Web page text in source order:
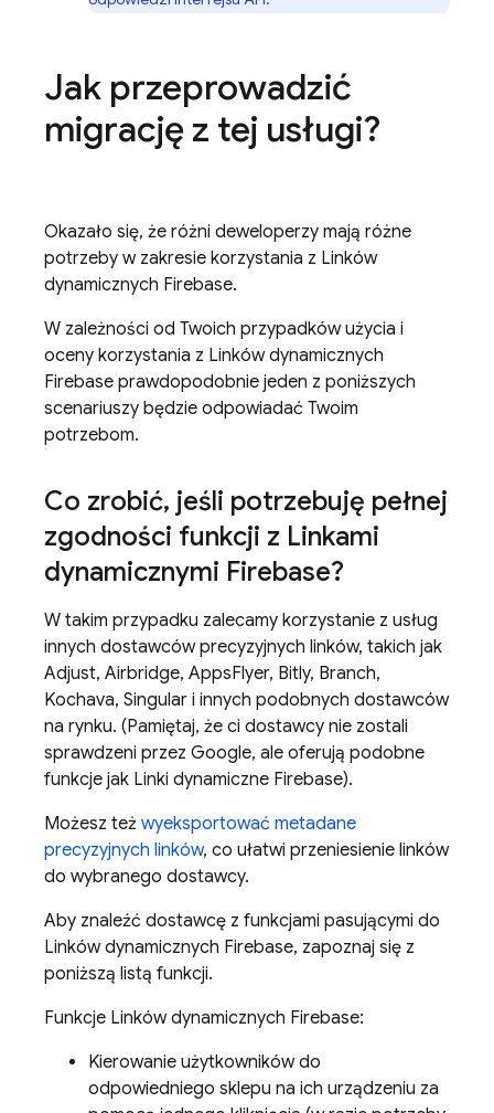
Jak przeprowadzić
migrację z tej usługi?
Okazało się, że różni deweloperzy mają różne
potrzeby w zakresie korzystania z Linków
dynamicznych Firebase.
W zależności od Twoich przypadków użycia i
oceny korzystania z Linków dynamicznych
Firebase prawdopodobnie jeden z poniższych
scenariuszy będzie odpowiadać Twoim
potrzebom.
Co zrobić, jeśli potrzebuję pełnej
zgodności funkcji z Linkami
dynamicznymi Firebase?
W takim przypadku zalecamy korzystanie z usług
innych dostawców precyzyjnych linków, takich jak
Adjust, Airbridge, AppsFlyer, Bitly, Branch,
Kochava, Singular i innych podobnych dostawców
na rynku. (Pamiętaj, że ci dostawcy nie zostali
sprawdzeni przez Google, ale oferują podobne
funkcje jak Linki dynamiczne Firebase).
Możesz też wyeksportować metadane
precyzyjnych linków, co ułatwi przeniesienie linków
do wybranego dostawcy.
Aby znaleźć dostawcę z funkcjami pasującymi do
Linków dynamicznych Firebase, zapoznaj się z
poniższą listą funkcji.
Funkcje Linków dynamicznych Firebase:
Kierowanie użytkowników do
odpowiedniego sklepu na ich urządzeniu za